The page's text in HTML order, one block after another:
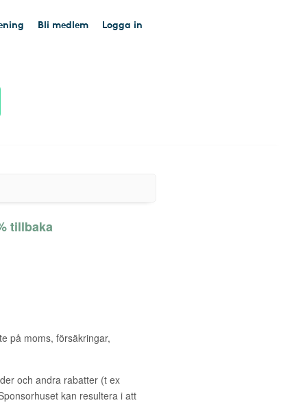
Bli medlem Logga in
tillbaka
på moms, försäkringar,
och andra rabatter (t ex
kan resultera i att